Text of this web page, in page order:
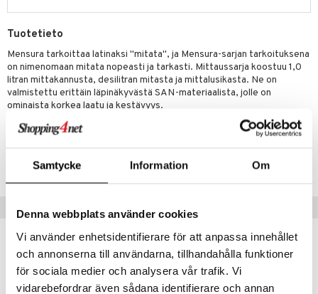
Samtycke Information Om
Denna webbplats använder cookies
Vi använder enhetsidentifierare för att anpassa innehållet
och annonserna till användarna, tillhandahålla funktioner
för sociala medier och analysera vår trafik. Vi
vidarebefordrar även sådana identifierare och annan
Tuotetieto
Mensura tarkoittaa latinaksi "mitata", ja Mensura-sarjan tarkoituksena
on nimenomaan mitata nopeasti ja tarkasti. Mittaussarja koostuu 1,0
litran mittakannusta, desilitran mitasta ja mittalusikasta. Ne on
valmistettu erittäin läpinäkyvästä SAN-materiaalista, jolle on
ominaista korkea laatu ja kestävyys.
ITO14-XX-KL
Vinkkejä sinulle
& Korit
tekstiilit
& Tyynyliinat
& Peitot